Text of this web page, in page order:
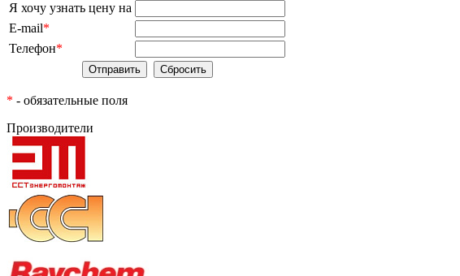
Я хочу узнать цену на
E-mail*
Телефон*
* - обязательные поля
Производители